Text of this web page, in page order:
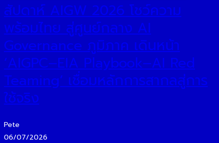
สัปดาห์ AIGW 2026 โชว์ความ
พร้อมไทย สู่ศูนย์กลาง AI
Governance ภูมิภาค เดินหน้า
‘AIGPC–EIA Playbook–AI Red
Teaming’ เชื่อมหลักการสากลสู่การ
ใช้จริง
Pete
06/07/2026